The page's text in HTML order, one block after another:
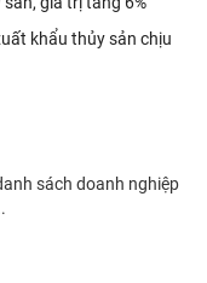
khẩu thủy sản chịu
sách doanh nghiệp